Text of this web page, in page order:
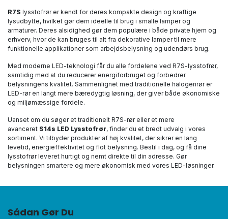
R7S lysstofrør er kendt for deres kompakte design og kraftige
lysudbytte, hvilket gør dem ideelle til brug i smalle lamper og
armaturer. Deres alsidighed gør dem populære i både private hjem og
erhverv, hvor de kan bruges til alt fra dekorative lamper til mere
funktionelle applikationer som arbejdsbelysning og udendørs brug.
Med moderne LED-teknologi får du alle fordelene ved R7S-lysstofrør,
samtidig med at du reducerer energiforbruget og forbedrer
belysningens kvalitet. Sammenlignet med traditionelle halogenrør er
LED-rør en langt mere bæredygtig løsning, der giver både økonomiske
og miljømæssige fordele.
Uanset om du søger et traditionelt R7S-rør eller et mere
avanceret S14s LED Lysstofrør, finder du et bredt udvalg i vores
sortiment. Vi tilbyder produkter af høj kvalitet, der sikrer en lang
levetid, energieffektivitet og flot belysning. Bestil i dag, og få dine
lysstofrør leveret hurtigt og nemt direkte til din adresse. Gør
belysningen smartere og mere økonomisk med vores LED-løsninger.
Sådan Gør Du